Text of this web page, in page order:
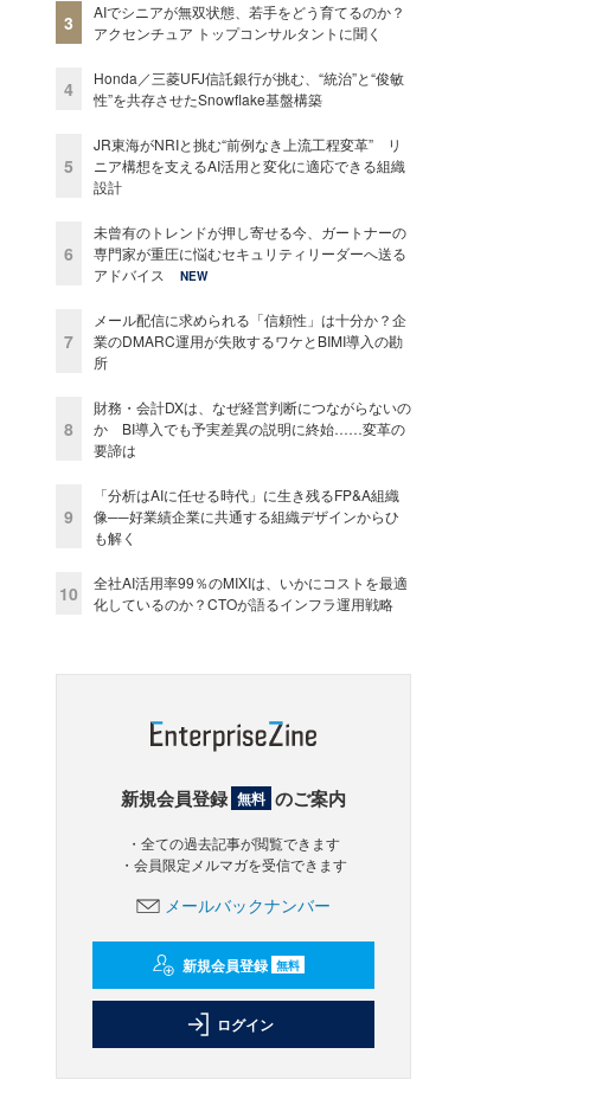
3
AIでシニアが無双状態、若手をどう育てるのか？
アクセンチュア トップコンサルタントに聞く
4
Honda／三菱UFJ信託銀行が挑む、“統治”と“俊敏
性”を共存させたSnowflake基盤構築
5
JR東海がNRIと挑む“前例なき上流工程変革” リ
ニア構想を支えるAI活用と変化に適応できる組織
設計
6
未曾有のトレンドが押し寄せる今、ガートナーの
専門家が重圧に悩むセキュリティリーダーへ送る
アドバイス
NEW
7
メール配信に求められる「信頼性」は十分か？企
業のDMARC運用が失敗するワケとBIMI導入の勘
所
8
財務・会計DXは、なぜ経営判断につながらないの
か BI導入でも予実差異の説明に終始……変革の
要諦は
9
「分析はAIに任せる時代」に生き残るFP&A組織
像──好業績企業に共通する組織デザインからひ
も解く
10
全社AI活用率99％のMIXIは、いかにコストを最適
化しているのか？CTOが語るインフラ運用戦略
新規会員登録 無料 のご案内
・全ての過去記事が閲覧できます
・会員限定メルマガを受信できます
メールバックナンバー
新規会員登録 無料
ログイン